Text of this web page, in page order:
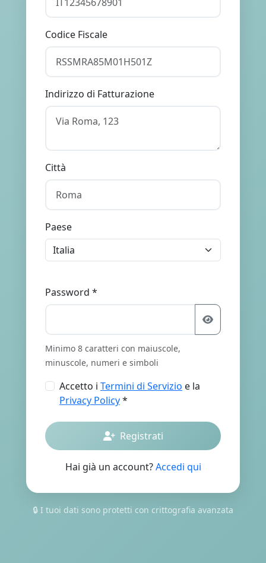
Codice Fiscale
Indirizzo di Fatturazione
Città
Paese
Password *
Minimo 8 caratteri con maiuscole,
minuscole, numeri e simboli
Accetto i Termini di Servizio e la
Privacy Policy*
Registrati
Hai già un account?Accedi qui
🔒 I tuoi dati sono protetti con crittografia avanzata